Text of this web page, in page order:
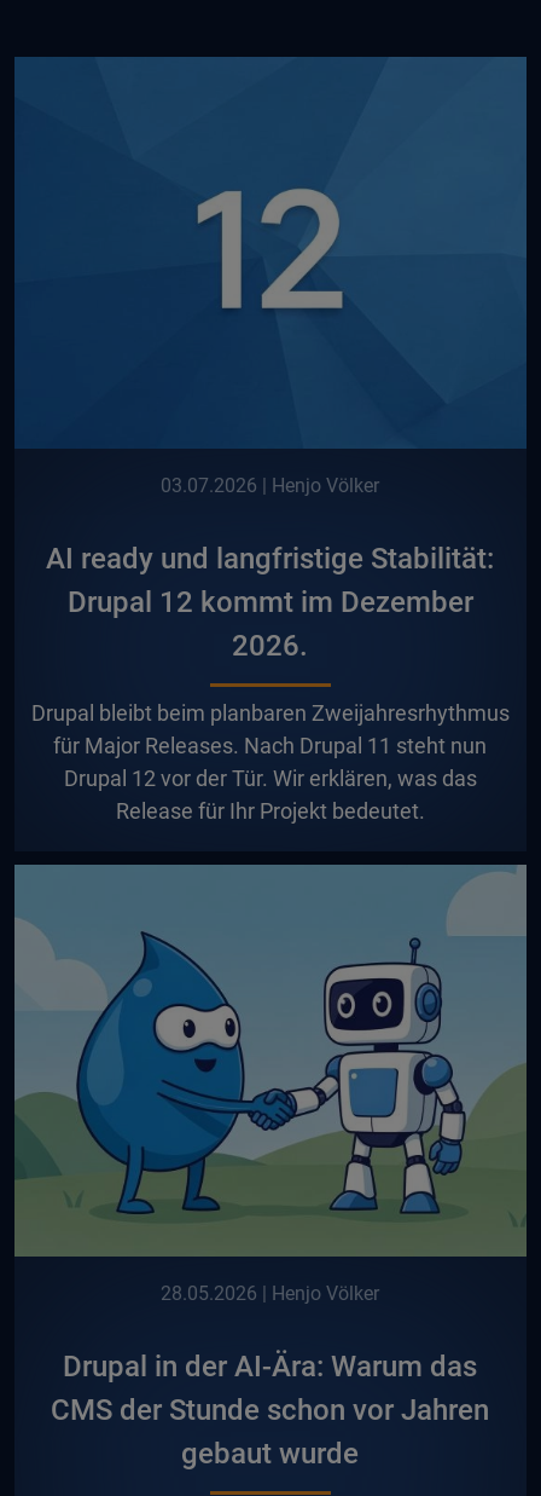
03.07.2026 | Henjo Völker
AI ready und langfristige Stabilität:
Drupal 12 kommt im Dezember
2026.
Drupal bleibt beim planbaren Zweijahresrhythmus
für Major Releases. Nach Drupal 11 steht nun
Drupal 12 vor der Tür. Wir erklären, was das
Release für Ihr Projekt bedeutet.
28.05.2026 | Henjo Völker
Drupal in der AI-Ära: Warum das
CMS der Stunde schon vor Jahren
gebaut wurde